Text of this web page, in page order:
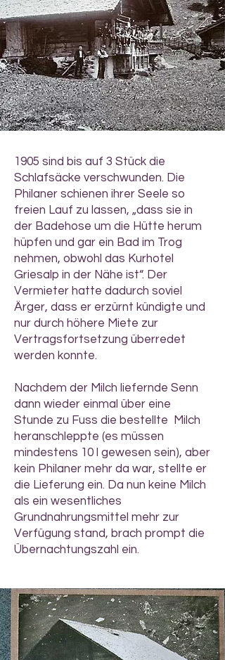
1905 sind bis auf 3 Stück die
Schlafsäcke verschwunden. Die
Philaner schienen ihrer Seele so
freien Lauf zu lassen, „dass sie in
der Badehose um die Hütte herum
hüpfen und gar ein Bad im Trog
nehmen, obwohl das Kurhotel
Griesalp in der Nähe ist“. Der
Vermieter hatte dadurch soviel
Ärger, dass er erzürnt kündigte und
nur durch höhere Miete zur
Vertragsfortsetzung überredet
werden konnte.
Nachdem der Milch liefernde Senn
dann wieder einmal über eine
Stunde zu Fuss die bestellte Milch
heranschleppte (es müssen
mindestens 10 l gewesen sein), aber
kein Philaner mehr da war, stellte er
die Lieferung ein. Da nun keine Milch
als ein wesentliches
Grundnahrungsmittel mehr zur
Verfügung stand, brach prompt die
Übernachtungszahl ein.